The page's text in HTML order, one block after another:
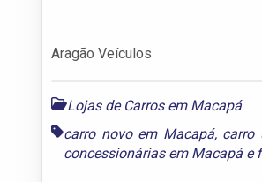
Aragão Veículos
Lojas de Carros em Macapá
carro novo em Macapá, carro
concessionárias em Macapáe